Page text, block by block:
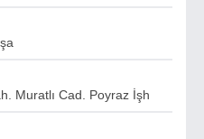
Muratlı Cad. Poyraz İşh